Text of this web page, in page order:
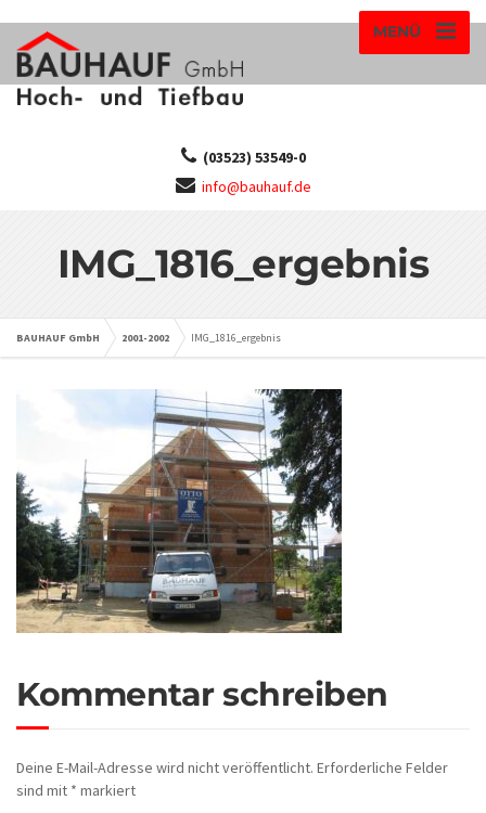
MENÜ
(03523) 53549-0
info@bauhauf.de
IMG_1816_ergebnis
BAUHAUF GmbH 2001-2002 IMG_1816_ergebnis
Kommentar schreiben
Deine E-Mail-Adresse wird nicht veröffentlicht. Erforderliche Felder
sind mit * markiert